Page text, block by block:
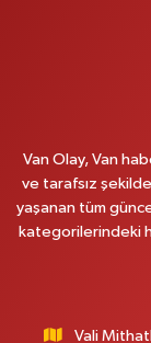
Vanyolu Mahallesi,
0 (432) 351 02 96
Koç Eczanesi
Engin
Van Olay, Van
ve tarafsız
yaşanan tüm
kategorilerindeki
Vali